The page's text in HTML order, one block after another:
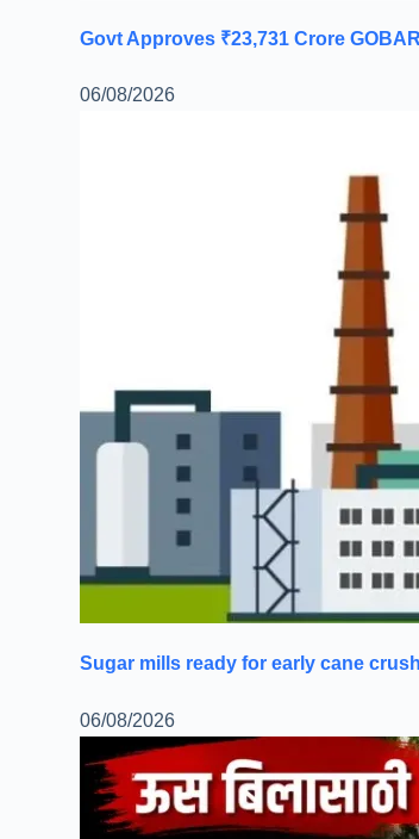
Govt Approves ₹23,731 Crore
06/08/2026
Sugar mills ready for early cane
06/08/2026